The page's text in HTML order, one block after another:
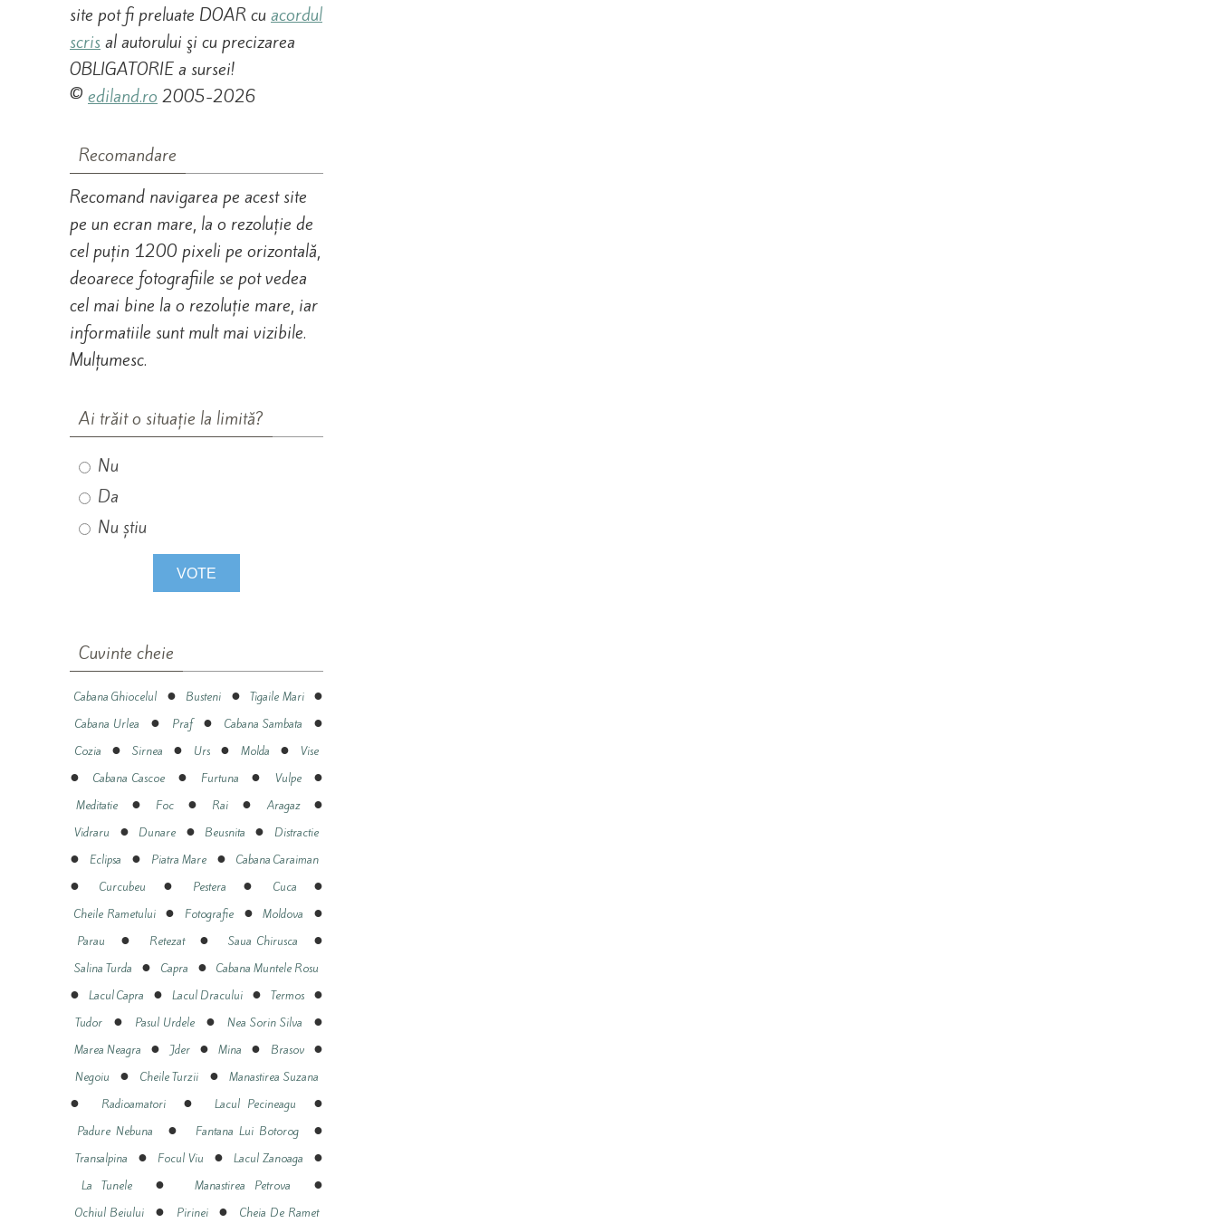
site pot fi preluate DOAR cuacordul
scris al autorului şi cu precizarea
OBLIGATORIE a sursei!
© ediland.ro 2005-2026
Recomandare
Recomand navigarea pe acest site
pe un ecran mare, la o rezoluție de
cel puțin 1200 pixeli pe orizontală,
deoarece fotografiile se pot vedea
cel mai bine la o rezoluție mare, iar
informatiile sunt mult mai vizibile.
Mulțumesc.
Ai trăit o situație la limită?
Nu
Da
Nu știu
Cuvinte cheie
Cabana Ghiocelul ● Busteni ●Tigaile Mari●
Cabana Urlea ● Praf●Cabana Sambata ●
Cozia ● Sirnea ● Urs● Molda ●Vise
●Cabana Cascoe ● Furtuna ● Vulpe●
Meditatie ● Foc ● Rai ●Aragaz●
Vidraru ● Dunare ● Beusnita ● Distractie
● Eclipsa ● Piatra Mare ● Cabana Caraiman
●Curcubeu ● Pestera ● Cuca ●
Cheile Rametului● Fotografie ●Moldova ●
Parau ● Retezat● Saua Chirusca ●
Salina Turda ● Capra ● Cabana Muntele Rosu
● Lacul Capra ● Lacul Dracului ● Termos ●
Tudor ● Pasul Urdele ● Nea Sorin Silva ●
Marea Neagra ● Jder●Mina ● Brasov●
Negoiu ● Cheile Turzii ●Manastirea Suzana
● Radioamatori●Lacul Pecineagu ●
Padure Nebuna ● Fantana Lui Botorog●
Transalpina ● Focul Viu ●Lacul Zanoaga ●
La Tunele ● Manastirea Petrova ●
Ochiul Beiului● Pirinei●Cheia De Ramet